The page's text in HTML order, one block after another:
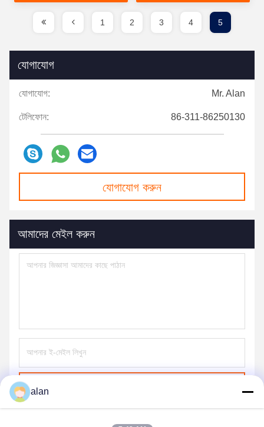
1 2 3 4 5
যোগাযোগ
যোগাযোগ: Mr. Alan
টেলিফোন: 86-311-86250130
যোগাযোগ করুন
আমাদের মেইল ​​করুন
alan